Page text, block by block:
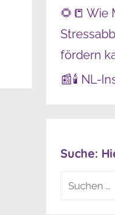
🌻📒 Wie
fördern
📰🕯️ NL-
Suche:
Suchen